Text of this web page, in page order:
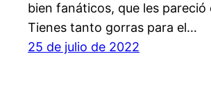
bien fanáticos, que les pareció
Tienes tanto gorras para el…
25 de julio de 2022